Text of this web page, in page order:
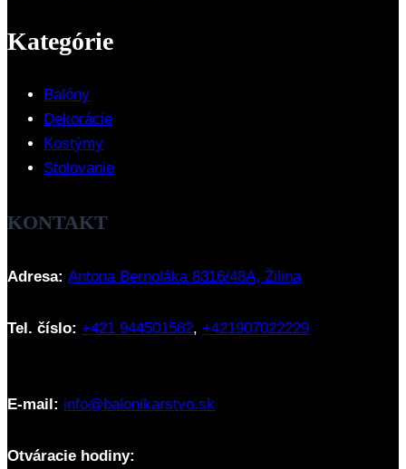
Kategórie
Balóny
Dekorácie
Kostýmy
Stolovanie
KONTAKT
Adresa: Antona Bernoláka 8316/48A, Žilina
Tel. číslo: +421 944501582, +421907022229
E-mail: info@balonikarstvo.sk
Otváracie hodiny: